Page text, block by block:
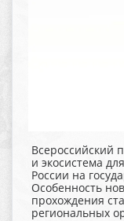
Всероссийский
и экосистема
России на
Особенность
прохождения
региональных